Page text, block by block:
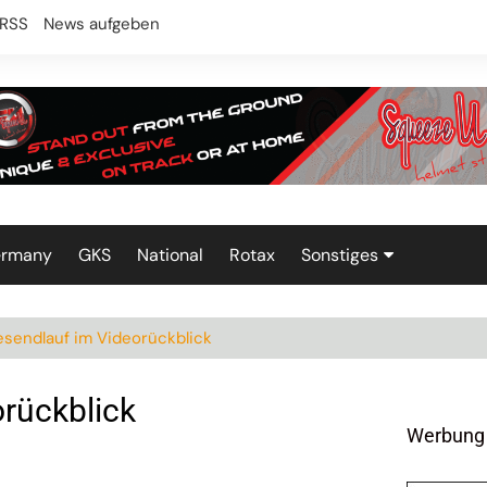
RSS News aufgeben
GKS National Rotax Sonstiges
im Videorückblick
Werbung